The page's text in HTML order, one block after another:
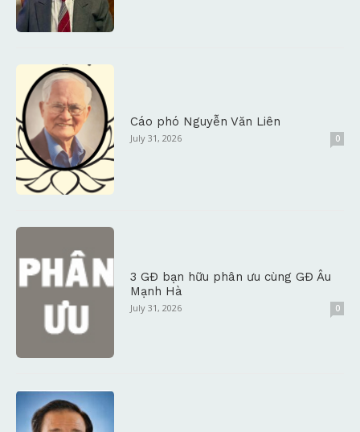
Cáo phó Nguyễn Văn Liên
July 31, 2026 0
3 GĐ bạn hữu phân ưu cùng GĐ Âu
Mạnh Hà
July 31, 2026 0